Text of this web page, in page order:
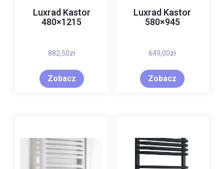
Luxrad Kastor
480×1215
882,50zł
Zobacz
Luxrad Kastor
580×945
649,00zł
Zobacz